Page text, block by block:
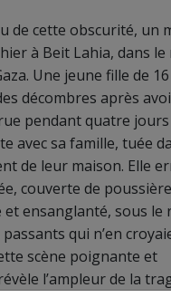
de cette obscurité, un
à Beit Lahia, dans le
Une jeune fille de
décombres après
pendant quatre
avec sa famille, tuée
de leur maison. Elle
couverte de
et ensanglanté, sous le
qui n’en
scène poignante et
l’ampleur de la